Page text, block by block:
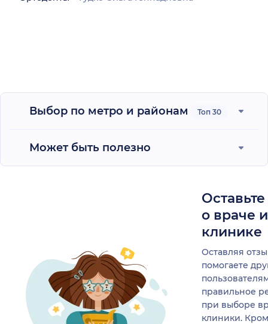
Выбор по метро и районам Топ 30
Может быть полезно
о враче
клинике
Оставляя
помогаете
правильное
при выборе
клиники.